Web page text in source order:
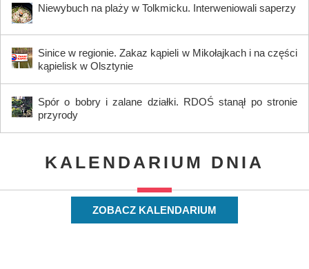
Niewybuch na plaży w Tolkmicku. Interweniowali saperzy
Sinice w regionie. Zakaz kąpieli w Mikołajkach i na części
kąpielisk w Olsztynie
Spór o bobry i zalane działki. RDOŚ stanął po stronie
przyrody
KALENDARIUM DNIA
ZOBACZ KALENDARIUM